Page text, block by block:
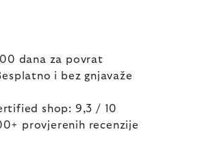
dana za povrat
i bez gnjavaže
shop: 9,3 / 10
provjerenih recenzije